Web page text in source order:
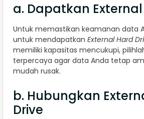
a. Dapatkan
Untuk memastikan keamanan data
untuk mendapatkan External Hard
memiliki kapasitas mencukupi,
terpercaya agar data Anda tetap
mudah rusak.
b. Hubungkan
Drive